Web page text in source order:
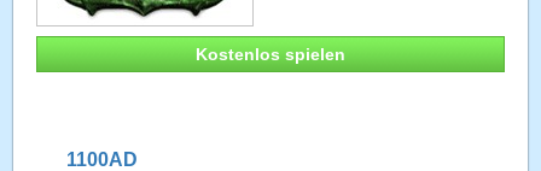
Kostenlos spielen
1100AD